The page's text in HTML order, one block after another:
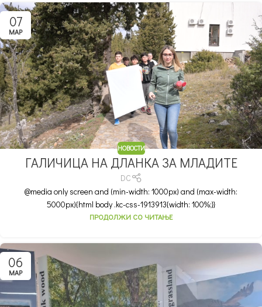
07
МАР
НОВОСТИ
ГАЛИЧИЦА НА ДЛАНКА ЗА МЛАДИТЕ
DC
@media only screen and (min-width: 1000px) and (max-width:
5000px){html body .kc-css-1913913{width: 100%;}}
ПРОДОЛЖИ СО ЧИТАЊЕ
06
МАР